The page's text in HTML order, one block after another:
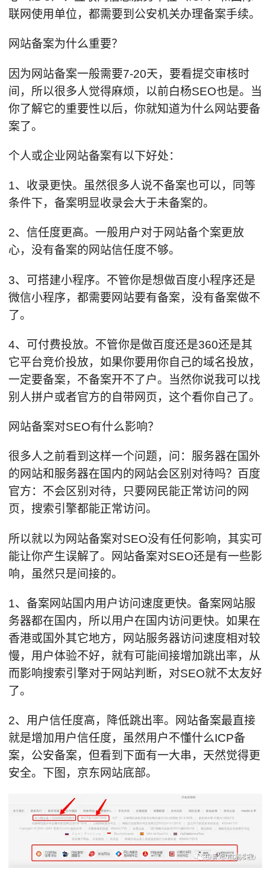
联网使用单位，都需要到公安机关办理备案手续。
网站备案为什么重要？
因为网站备案一般需要7-20天，要看提交审核时
间，所以很多人觉得麻烦，以前白杨SEO也是。当
你了解它的重要性以后，你就知道为什么网站要备
案了。
个人或企业网站备案有以下好处：
1、收录更快。虽然很多人说不备案也可以，同等
条件下，备案明显收录会大于未备案的。
2、信任度更高。一般用户对于网站备个案更放
心，没有备案的网站信任度不够。
3、可搭建小程序。不管你是想做百度小程序还是
微信小程序，都需要网站要有备案，没有备案做不
了。
4、可付费投放。不管你是做百度还是360还是其
它平台竞价投放，如果你要用你自己的域名投放，
一定要备案，不备案开不了户。当然你说我可以找
别人拼户或者官方的自带网页，这个看你自己了。
网站备案对SEO有什么影响？
很多人之前看到这样一个问题，问：服务器在国外
的网站和服务器在国内的网站会区别对待吗？百度
官方：不会区别对待，只要网民能正常访问的网
页，搜索引擎都能正常访问。
所以就以为网站备案对SEO没有任何影响，其实可
能让你产生误解了。网站备案对SEO还是有一些影
响，虽然只是间接的。
1、备案网站国内用户访问速度更快。备案网站服
务器都在国内，所以用户在国内访问更快。如果在
香港或国外其它地方，网站服务器访问速度相对较
慢，用户体验不好，就有可能间接增加跳出率，从
而影响搜索引擎对于网站判断，对SEO就不太友好
了。
2、用户信任度高，降低跳出率。网站备案最直接
就是增加用户信任度，虽然用户不懂什么ICP备
案，公安备案，但看到下面有一大串，天然觉得更
安全。下图，京东网站底部。